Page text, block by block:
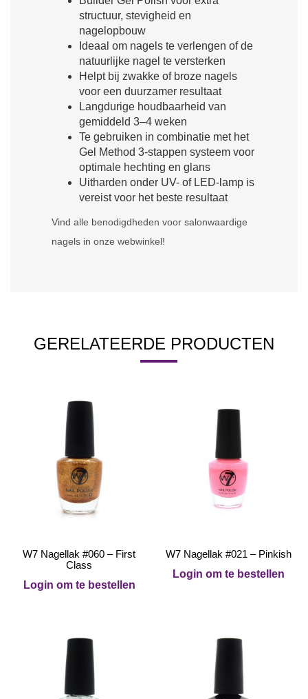
structuur, stevigheid en
nagelopbouw
Ideaal om nagels te verlengen of de
natuurlijke nagel te versterken
Helpt bij zwakke of broze nagels
voor een duurzamer resultaat
Langdurige houdbaarheid van
gemiddeld 3–4 weken
Te gebruiken in combinatie met het
Gel Method 3-stappen systeem voor
optimale hechting en glans
Uitharden onder UV- of LED-lamp is
vereist voor het beste resultaat
Vind alle benodigdheden voor salonwaardige
nagels in onze webwinkel!
GERELATEERDE PRODUCTEN
W7 Nagellak #060 – First
Class
Login om te bestellen
W7 Nagellak #021 – Pinkish
Login om te bestellen